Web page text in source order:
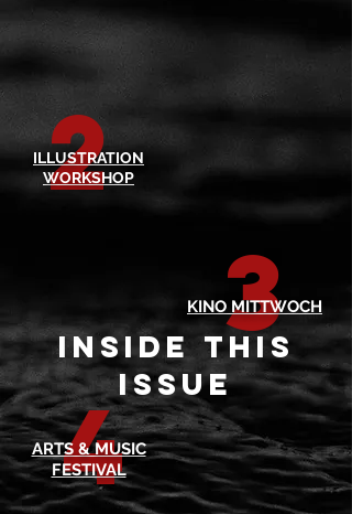
2
ILLUSTRATION
WORKSHOP
3
KINO MITTWOCH
4
ARTS & MUSIC
FESTIVAL
inside this
issue